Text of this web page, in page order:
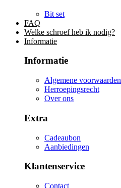
Bit set
FAQ
Welke schroef heb ik nodig?
Informatie
Informatie
Algemene voorwaarden
Herroepingsrecht
Over ons
Extra
Cadeaubon
Aanbiedingen
Klantenservice
Contact